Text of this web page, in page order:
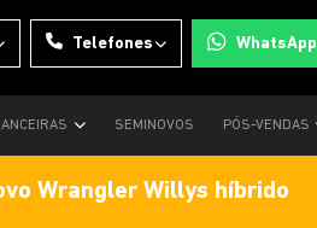
Telefones WhatsApp
SEMINOVOS PÓS-VENDAS
Wrangler Willys híbrido